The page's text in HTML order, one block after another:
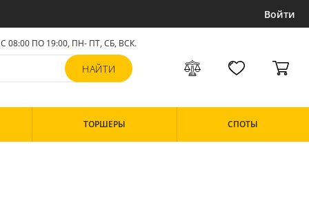
Войти
С 08:00 ПО 19:00, ПН- ПТ,СБ, ВСК.
ТОРШЕРЫ СПОТЫ